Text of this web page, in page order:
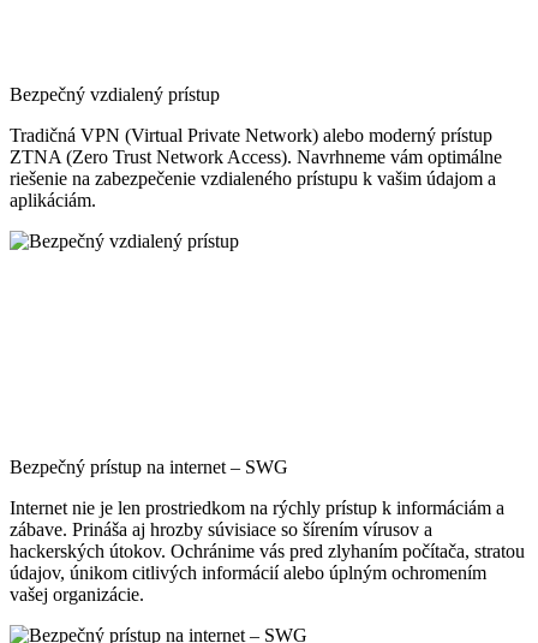
Bezpečný vzdialený prístup
Tradičná VPN (Virtual Private Network) alebo moderný prístup
ZTNA (Zero Trust Network Access). Navrhneme vám optimálne
riešenie na zabezpečenie vzdialeného prístupu k vašim údajom a
aplikáciám.
Bezpečný prístup na internet – SWG
Internet nie je len prostriedkom na rýchly prístup k informáciám a
zábave. Prináša aj hrozby súvisiace so šírením vírusov a
hackerských útokov. Ochránime vás pred zlyhaním počítača, stratou
údajov, únikom citlivých informácií alebo úplným ochromením
vašej organizácie.